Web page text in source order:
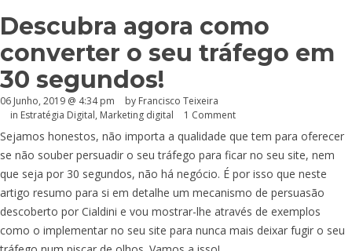
Descubra agora como
converter o seu tráfego em
30 segundos!
06 Junho, 2019 @ 4:34 pm by Francisco Teixeira
in Estratégia Digital, Marketing digital 1 Comment
Sejamos honestos, não importa a qualidade que tem para oferecer
se não souber persuadir o seu tráfego para ficar no seu site, nem
que seja por 30 segundos, não há negócio. É por isso que neste
artigo resumo para si em detalhe um mecanismo de persuasão
descoberto por Cialdini e vou mostrar-lhe através de exemplos
como o implementar no seu site para nunca mais deixar fugir o seu